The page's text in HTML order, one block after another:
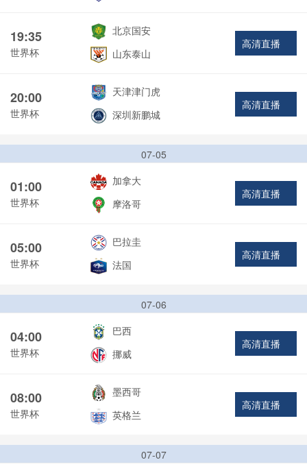
19:35
世界杯
北京国安
山东泰山
高清直播
20:00
世界杯
天津津门虎
深圳新鹏城
高清直播
07-05
01:00
世界杯
加拿大
摩洛哥
高清直播
05:00
世界杯
巴拉圭
法国
高清直播
07-06
04:00
世界杯
巴西
挪威
高清直播
08:00
世界杯
墨西哥
英格兰
高清直播
07-07